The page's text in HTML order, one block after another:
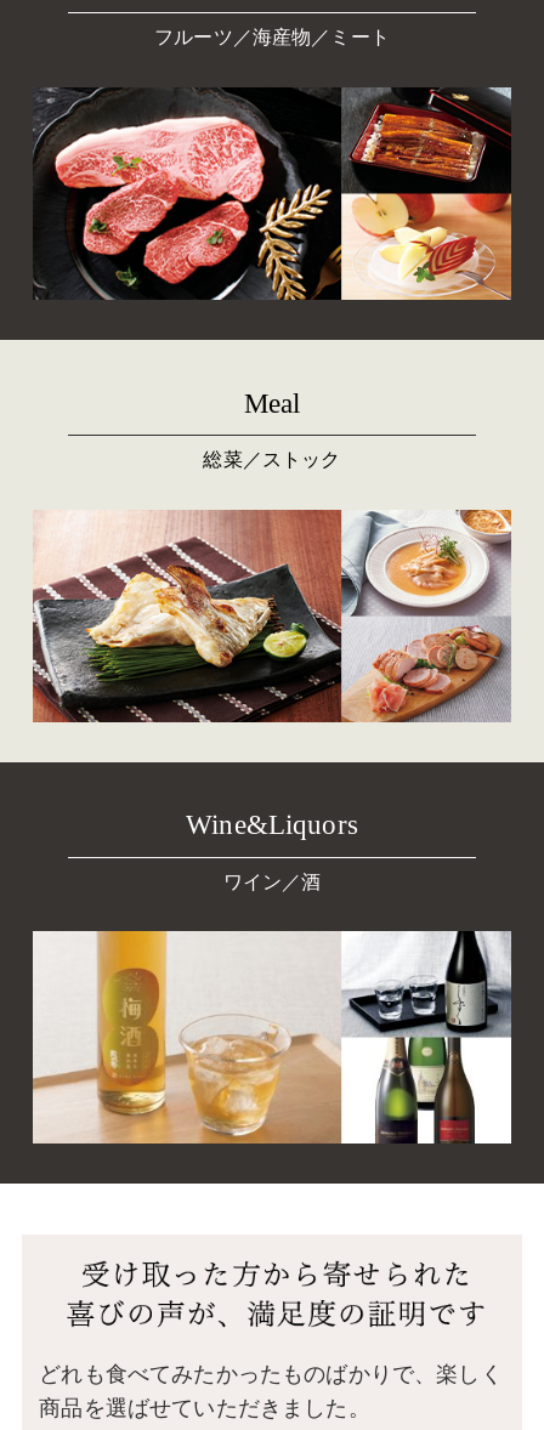
フルーツ／海産物／ミート
Meal
総菜／ストック
Wine&Liquors
ワイン／酒
どれも食べてみたかったものばかりで、楽しく
商品を選ばせていただきました。